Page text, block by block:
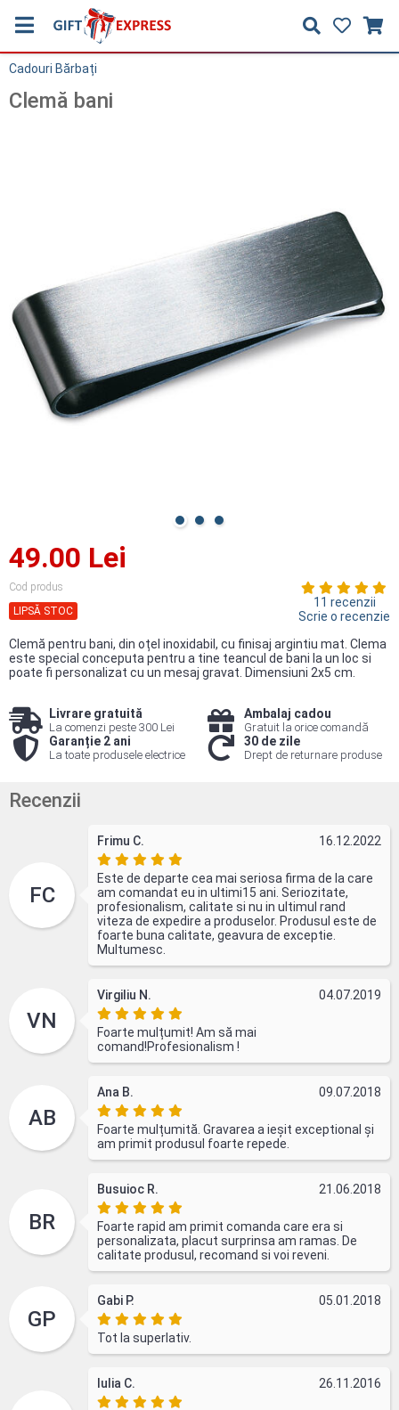
Cadouri Bărbați
Clemă bani
49.00 Lei
Cod produs
LIPSĂ STOC
11 recenzii
Scrie o recenzie
Clemă pentru bani, din oțel inoxidabil, cu finisaj argintiu mat. Clema
este special conceputa pentru a tine teancul de bani la un loc si
poate fi personalizat cu un mesaj gravat. Dimensiuni 2x5 cm.
Livrare gratuită
La comenzi peste 300 Lei
Ambalaj cadou
Gratuit la orice comandă
Garanție 2 ani
La toate produsele electrice
30 de zile
Drept de returnare produse
Recenzii
FC
Frimu C. 16.12.2022
Este de departe cea mai seriosa firma de la care
am comandat eu in ultimi15 ani. Seriozitate,
profesionalism, calitate si nu in ultimul rand
viteza de expedire a produselor. Produsul este de
foarte buna calitate, geavura de exceptie.
Multumesc.
VN
Virgiliu N. 04.07.2019
Foarte mulțumit! Am să mai
comand!Profesionalism !
AB
Ana B. 09.07.2018
Foarte mulțumită. Gravarea a ieșit exceptional și
am primit produsul foarte repede.
BR
Busuioc R. 21.06.2018
Foarte rapid am primit comanda care era si
personalizata, placut surprinsa am ramas. De
calitate produsul, recomand si voi reveni.
GP
Gabi P. 05.01.2018
Tot la superlativ.
Iulia C. 26.11.2016